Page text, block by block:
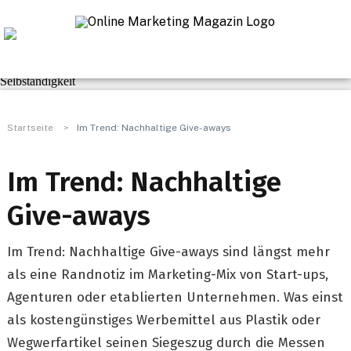
SEO & Linkbuilding
Marketing & Kommunikation
Selbständigkeit
Startseite > Im Trend: Nachhaltige Give-aways
Im Trend: Nachhaltige
Give-aways
Im Trend: Nachhaltige Give-aways sind längst mehr
als eine Randnotiz im Marketing-Mix von Start-ups,
Agenturen oder etablierten Unternehmen. Was einst
als kostengünstiges Werbemittel aus Plastik oder
Wegwerfartikel seinen Siegeszug durch die Messen